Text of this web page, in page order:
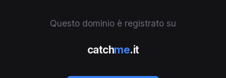
Questo dominio è registrato su
catchme.it